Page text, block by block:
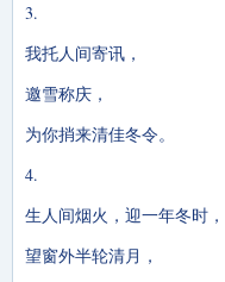
3.
我托人间寄讯，
邀雪称庆，
为你捎来清佳冬令。
4.
生人间烟火，迎一年冬时，
望窗外半轮清月，